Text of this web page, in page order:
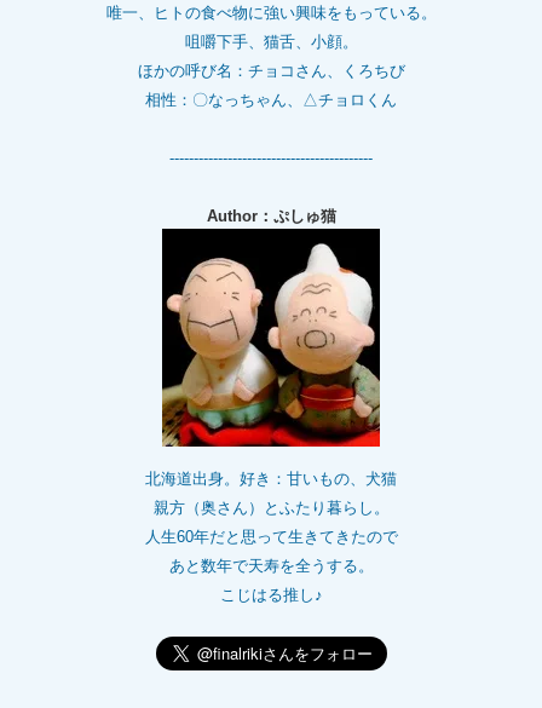
唯一、ヒトの食べ物に強い興味をもっている。
咀嚼下手、猫舌、小顔。
ほかの呼び名：チョコさん、くろちび
相性：〇なっちゃん、△チョロくん
------------------------------------------
Author：ぷしゅ猫
北海道出身。好き：甘いもの、犬猫
親方（奥さん）とふたり暮らし。
人生60年だと思って生きてきたので
あと数年で天寿を全うする。
こじはる推し♪